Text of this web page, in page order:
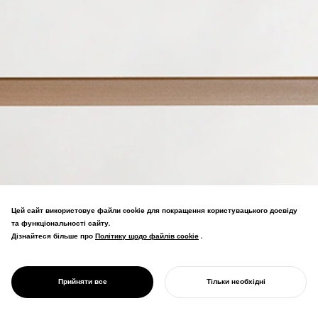
PROJECT
ФЕРМА
Furniture з Токусіми. Природна
100 кг. Фіналіст премії Good Design
Цей сайт використовує файли cookie для покращення користувацького досвіду
та функціональності сайту.
Дізнайтеся більше про Політику щодо файлів cookie
Політику щодо файлів cookie .
Прийняти все Тільки необхідні